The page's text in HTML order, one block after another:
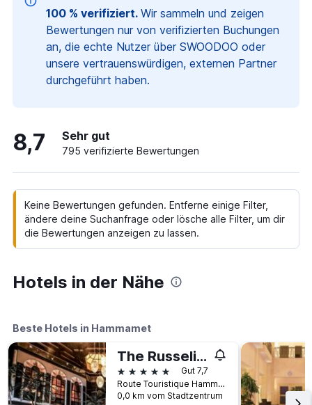
100 % verifiziert. Wir sammeln und zeigen
Bewertungen nur von verifizierten Buchungen
an, die echte Nutzer über SWOODOO oder
unsere vertrauenswürdigen, externen Partner
durchgeführt haben.
8,7 Sehr gut
795 verifizierte Bewertungen
Keine Bewertungen gefunden. Entferne einige Filter,
ändere deine Suchanfrage oder lösche alle Filter, um dir
die Bewertungen anzeigen zu lassen.
Hotels in der Nähe
Beste Hotels in Hammamet
The Russelior Hotel & Spa
5 Sterne
Gut 7,7
Route Touristique Hammamet Yasmine, Hammamet, Tunesien
0,0 km vom Stadtzentrum